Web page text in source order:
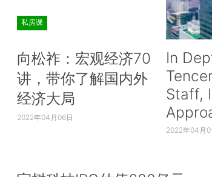
私房课
向松祚：宏观经济70
讲，带你了解国内外
经济大局
2022年04月06日
In
Staff,
2022年04月